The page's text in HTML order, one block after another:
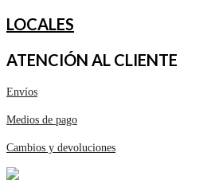
LOCALES
ATENCIÓN AL CLIENTE
Envíos
Medios de pago
Cambios y devoluciones